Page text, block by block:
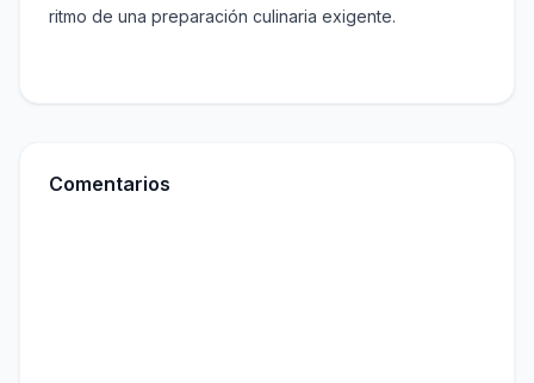
ritmo de una preparación culinaria exigente.
Comentarios